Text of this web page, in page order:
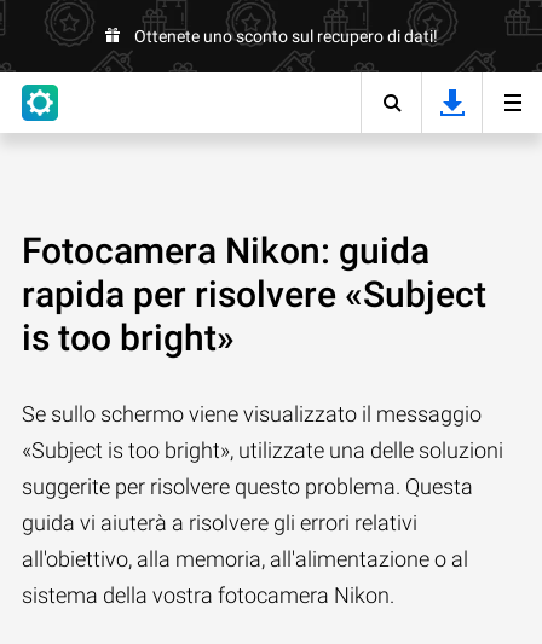
Ottenete uno sconto sul recupero di dati!
Fotocamera Nikon: guida
rapida per risolvere «Subject
is too bright»
Se sullo schermo viene visualizzato il messaggio
«Subject is too bright», utilizzate una delle soluzioni
suggerite per risolvere questo problema. Questa
guida vi aiuterà a risolvere gli errori relativi
all'obiettivo, alla memoria, all'alimentazione o al
sistema della vostra fotocamera Nikon.